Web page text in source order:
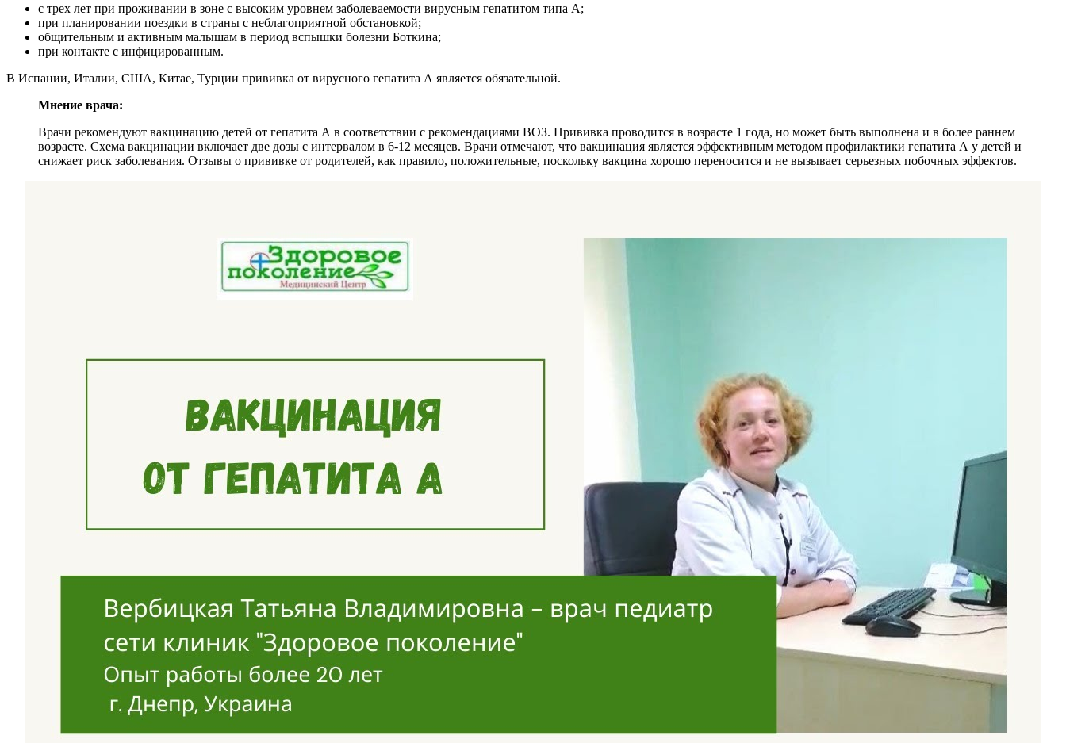
с трех лет при проживании в зоне с высоким уровнем заболеваемости вирусным гепатитом типа А;
при планировании поездки в страны с неблагоприятной обстановкой;
общительным и активным малышам в период вспышки болезни Боткина;
при контакте с инфицированным.
В Испании, Италии, США, Китае, Турции прививка от вирусного гепатита А является обязательной.
Мнение врача:
Врачи рекомендуют вакцинацию детей от гепатита А в соответствии с рекомендациями ВОЗ. Прививка проводится в возрасте 1 года, но может быть выполнена и в более раннем
возрасте. Схема вакцинации включает две дозы с интервалом в 6-12 месяцев. Врачи отмечают, что вакцинация является эффективным методом профилактики гепатита А у детей и
снижает риск заболевания. Отзывы о прививке от родителей, как правило, положительные, поскольку вакцина хорошо переносится и не вызывает серьезных побочных эффектов.